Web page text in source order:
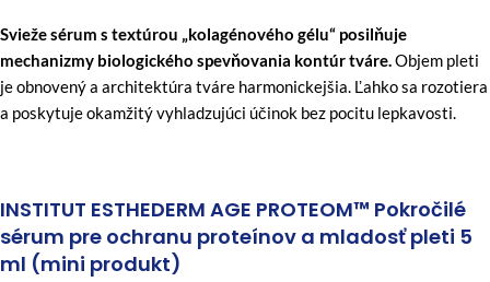
Svieže sérum s textúrou „kolagénového gélu“ posilňuje
mechanizmy biologického spevňovania kontúr tváre. Objem pleti
je obnovený a architektúra tváre harmonickejšia. Ľahko sa rozotiera
a poskytuje okamžitý vyhladzujúci účinok bez pocitu lepkavosti.
INSTITUT ESTHEDERM AGE PROTEOM™ Pokročilé
sérum pre ochranu proteínov a mladosť pleti 5
ml (mini produkt)